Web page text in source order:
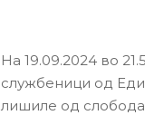
На 19.09.2024 во
службеници од
лишиле од слобода